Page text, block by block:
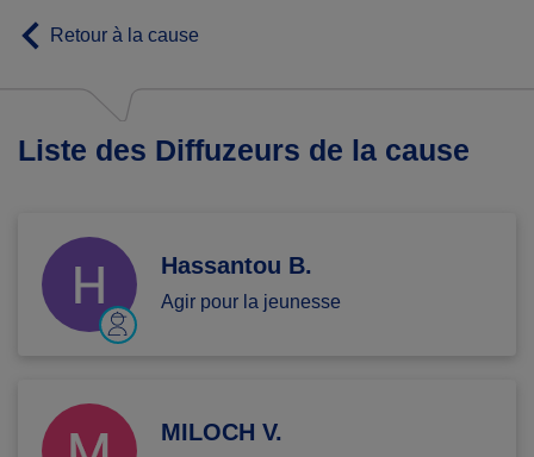
Retour à la cause
Liste des Diffuzeurs de la cause
Hassantou B.
Agir pour la jeunesse
MILOCH V.